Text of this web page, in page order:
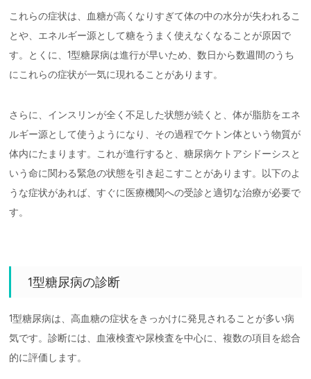
これらの症状は、血糖が高くなりすぎて体の中の水分が失われるこ
とや、エネルギー源として糖をうまく使えなくなることが原因で
す。とくに、1型糖尿病は進行が早いため、数日から数週間のうち
にこれらの症状が一気に現れることがあります。
さらに、インスリンが全く不足した状態が続くと、体が脂肪をエネ
ルギー源として使うようになり、その過程でケトン体という物質が
体内にたまります。これが進行すると、糖尿病ケトアシドーシスと
いう命に関わる緊急の状態を引き起こすことがあります。以下のよ
うな症状があれば、すぐに医療機関への受診と適切な治療が必要で
す。
1型糖尿病の診断
1型糖尿病は、高血糖の症状をきっかけに発見されることが多い病
気です。診断には、血液検査や尿検査を中心に、複数の項目を総合
的に評価します。